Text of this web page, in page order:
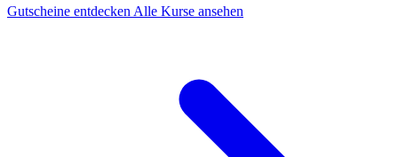
Gutscheine entdecken Alle Kurse ansehen